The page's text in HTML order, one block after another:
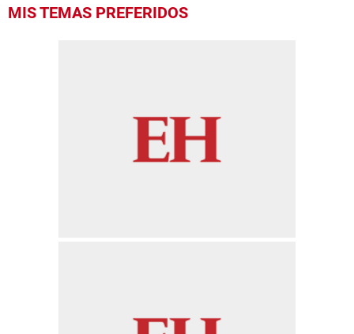
MIS TEMAS PREFERIDOS